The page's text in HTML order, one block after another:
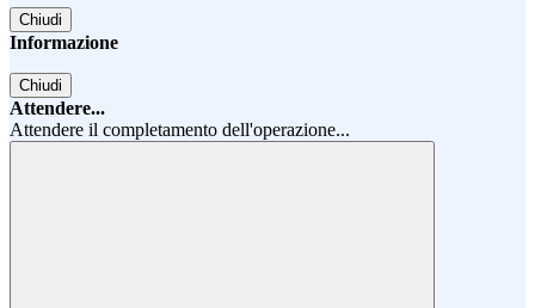
Chiudi
Informazione
Chiudi
Attendere...
Attendere il completamento dell'operazione...